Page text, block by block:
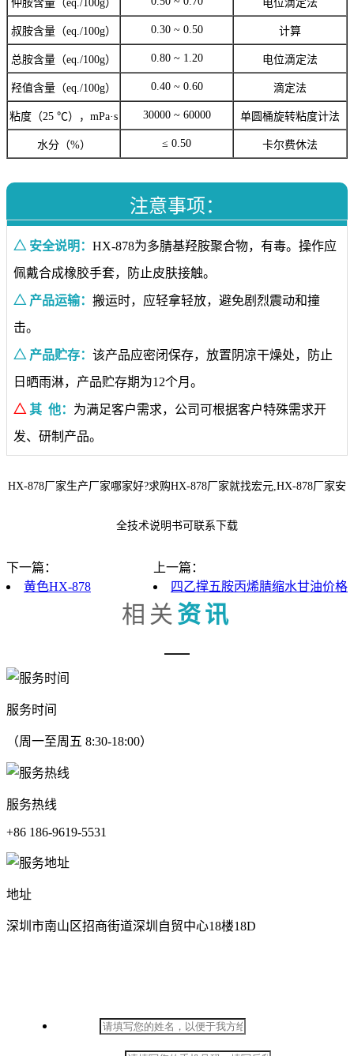
仲胺含量（eq./100g） 电位滴定法
叔胺含量（eq./100g） 0.30 ~ 0.50 计算
总胺含量（eq./100g） 0.80 ~ 1.20 电位滴定法
羟值含量（eq./100g） 0.40 ~ 0.60 滴定法
粘度（25 ℃），mPa·s 30000 ~ 60000 单圆桶旋转粘度计法
水分（%） ≤ 0.50 卡尔费休法
注意事项：
△ 安全说明： HX-878为多腈基羟胺聚合物，有毒。操作应
佩戴合成橡胶手套，防止皮肤接触。
△ 产品运输： 搬运时，应轻拿轻放，避免剧烈震动和撞
击。
△ 产品贮存： 该产品应密闭保存，放置阴凉干燥处，防止
日晒雨淋，产品贮存期为12个月。
△ 其 他： 为满足客户需求，公司可根据客户特殊需求开
发、研制产品。
HX-878厂家生产厂家哪家好?求购HX-878厂家就找宏元,HX-878厂家安
全技术说明书可联系下载
下一篇：
黄色HX-878
上一篇：
四乙撑五胺丙烯腈缩水甘油价格
相关 资讯
服务时间
（周一至周五 8:30-18:00）
服务热线
+86 186-9619-5531
地址
深圳市南山区招商街道深圳自贸中心18楼18D